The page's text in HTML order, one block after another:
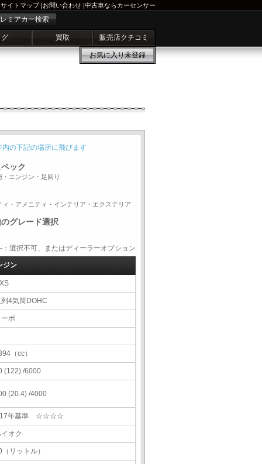
サイトマップ|お問い合わせ |中古車ならカーセンサー
ミアカー検索
買取 販売店クチコミ
お気に入り未登録
内の下記の場所に飛びます
ック
・エンジン・足回り
ィ・アメニティ・インテリア・エクステリア
グレード選択
択不可、またはディーラーオプション
ジン
4気筒DOHC
ボ
（cc）
(122) /6000
(20.4) /4000
年基準 ☆☆☆☆
オク
（リットル）